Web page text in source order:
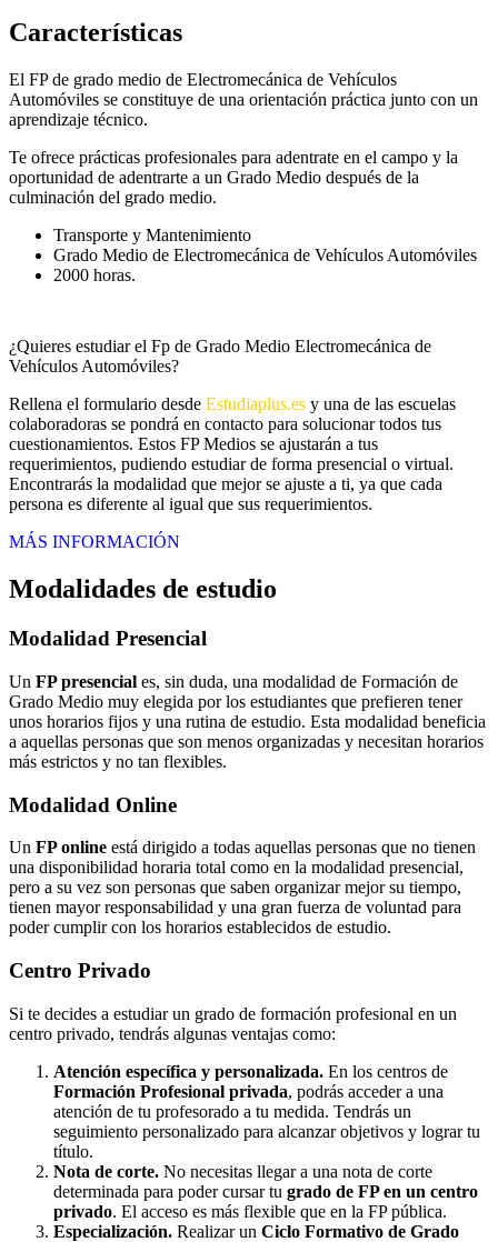
Características
El FP de grado medio de Electromecánica de Vehículos
Automóviles se constituye de una orientación práctica junto con un
aprendizaje técnico.
Te ofrece prácticas profesionales para adentrate en el campo y la
oportunidad de adentrarte a un Grado Medio después de la
culminación del grado medio.
Transporte y Mantenimiento
Grado Medio de Electromecánica de Vehículos Automóviles
2000 horas.
¿Quieres estudiar el Fp de Grado Medio Electromecánica de
Vehículos Automóviles?
Rellena el formulario desde Estudiaplus.es y una de las escuelas
colaboradoras se pondrá en contacto para solucionar todos tus
cuestionamientos. Estos FP Medios se ajustarán a tus
requerimientos, pudiendo estudiar de forma presencial o virtual.
Encontrarás la modalidad que mejor se ajuste a ti, ya que cada
persona es diferente al igual que sus requerimientos.
MÁS INFORMACIÓN
Modalidades de estudio
Modalidad Presencial
Un FP presencial es, sin duda, una modalidad de Formación de
Grado Medio muy elegida por los estudiantes que prefieren tener
unos horarios fijos y una rutina de estudio. Esta modalidad beneficia
a aquellas personas que son menos organizadas y necesitan horarios
más estrictos y no tan flexibles.
Modalidad Online
Un FP online está dirigido a todas aquellas personas que no tienen
una disponibilidad horaria total como en la modalidad presencial,
pero a su vez son personas que saben organizar mejor su tiempo,
tienen mayor responsabilidad y una gran fuerza de voluntad para
poder cumplir con los horarios establecidos de estudio.
Centro Privado
Si te decides a estudiar un grado de formación profesional en un
centro privado, tendrás algunas ventajas como:
Atención específica y personalizada. En los centros de
Formación Profesional privada, podrás acceder a una
atención de tu profesorado a tu medida. Tendrás un
seguimiento personalizado para alcanzar objetivos y lograr tu
título.
Nota de corte. No necesitas llegar a una nota de corte
determinada para poder cursar tu grado de FP en un centro
privado. El acceso es más flexible que en la FP pública.
Especialización. Realizar un Ciclo Formativo de Grado